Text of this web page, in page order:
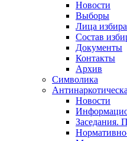
Новости
Выборы
Лица
Состав
Документы
Контакты
Архив
Символика
Новости
Заседания.